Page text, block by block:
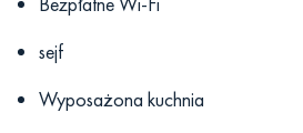
sejf
Wyposażona kuchnia